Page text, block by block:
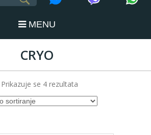
MENU
CRYO
Prikazuje se 4 rezultata